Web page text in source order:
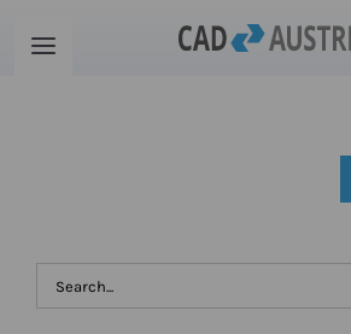
InhaltToggle
Suche
nach: